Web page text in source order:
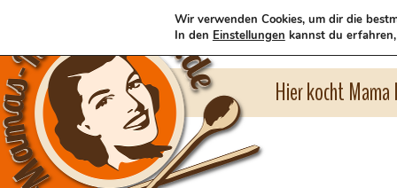
Hier kocht
Wir verwenden Cookies, um dir die
In den Einstellungen kannst du